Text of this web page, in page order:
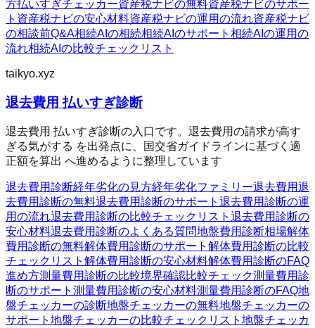
方払いすぎチェッカー資産税ナビの無料資産税ナビのサポー
ト 資産税ナビの安心材料資産税ナビの運用の流れ資産税ナビ
の相談前Q&A相続AIの相続相続AIのサポート 相続AIの運用の
流れ相続AIの比較チェックリスト
taikyo.xyz
退去費用 払いすぎ診断
退去費用 払いすぎ診断の入口です。退去費用の請求が高す
ぎる気がする を出発点に、国交省ガイドラインに基づく適
正額を算出 へ進めるように整理しています
退去費用診断経年劣化の見方経年劣化ファミリー退去費用退
去費用診断の無料退去費用診断のサポート 退去費用診断の運
用の流れ退去費用診断の比較チェックリスト 退去費用診断の
安心材料退去費用診断のよくある質問地盤費用診断相場解体
費用診断の無料解体費用診断のサポート 解体費用診断の比較
チェックリスト 解体費用診断の安心材料解体費用診断のFAQ
進め方測量費用診断の比較境界確認比較チェック測量費用診
断のサポート 測量費用診断の安心材料測量費用診断のFAQ地
盤チェッカーの診断地盤チェッカーの無料地盤チェッカーの
サポート 地盤チェッカーの比較チェックリスト 地盤チェッカ